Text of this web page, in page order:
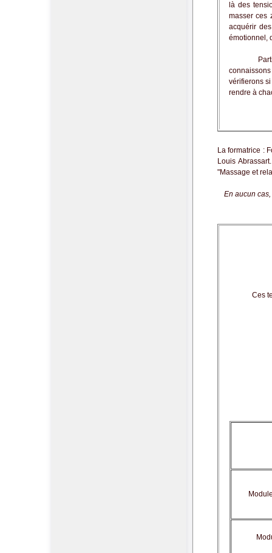
là des
masser ces
acquérir
émotionnel,
Partir de
vérifierons
rendre à
La formatrice :
Louis
"Massage et
En aucun
Ces